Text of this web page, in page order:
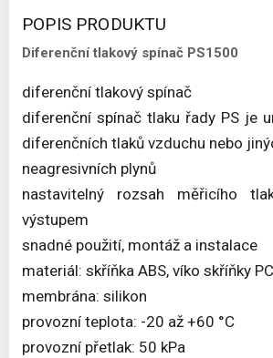
POPIS PRODUKTU
Diferenční tlakový spínač PS1500
diferenční tlakový spínač
diferenční spínač tlaku řady PS je
diferenčních tlaků vzduchu nebo
neagresivních plynů
nastavitelný rozsah měřicího
výstupem
snadné použití, montáž a instalace
materiál: skříňka ABS, víko skříňky PC
membrána: silikon
provozní teplota: -20 až +60 °C
provozní přetlak: 50 kPa